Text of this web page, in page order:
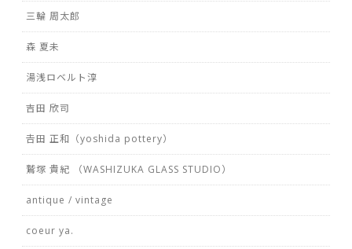
三輪 周太郎
森 夏未
湯浅ロベルト淳
吉田 欣司
𠮷田 正和（yoshida pottery）
鷲塚 貴紀 （WASHIZUKA GLASS STUDIO）
antique / vintage
coeur ya.